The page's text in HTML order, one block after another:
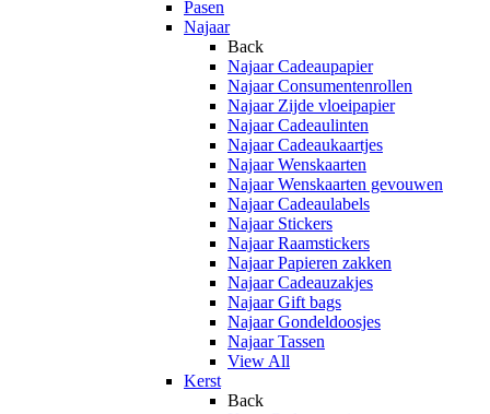
Pasen
Najaar
Back
Najaar Cadeaupapier
Najaar Consumentenrollen
Najaar Zijde vloeipapier
Najaar Cadeaulinten
Najaar Cadeaukaartjes
Najaar Wenskaarten
Najaar Wenskaarten gevouwen
Najaar Cadeaulabels
Najaar Stickers
Najaar Raamstickers
Najaar Papieren zakken
Najaar Cadeauzakjes
Najaar Gift bags
Najaar Gondeldoosjes
Najaar Tassen
View All
Kerst
Back